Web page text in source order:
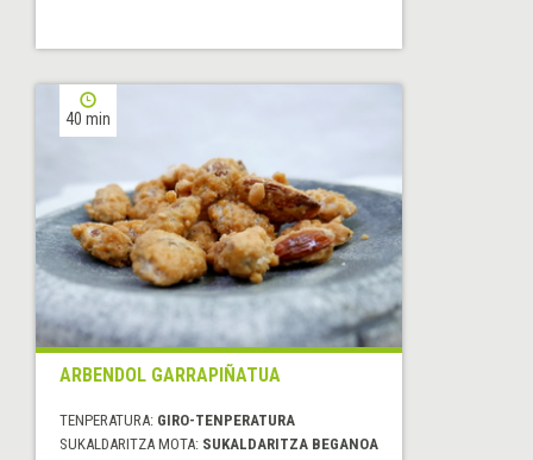
40 min
ARBENDOL GARRAPIÑATUA
TENPERATURA: GIRO-TENPERATURA
SUKALDARITZA MOTA: SUKALDARITZA BEGANOA